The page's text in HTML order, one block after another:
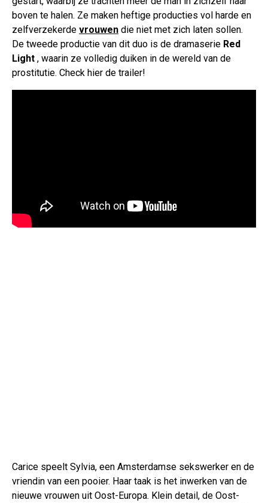
boven te halen. Ze maken heftige producties vol harde en
zelfverzekerde vrouwen die niet met zich laten sollen.
De tweede productie van dit duo is de dramaserie Red
Light , waarin ze volledig duiken in de wereld van de
prostitutie. Check hier de trailer!
Carice speelt Sylvia, een Amsterdamse sekswerker en de
vriendin van een pooier. Haar taak is het inwerken van de
nieuwe vrouwen uit Oost-Europa. Klein detail, de Oost-